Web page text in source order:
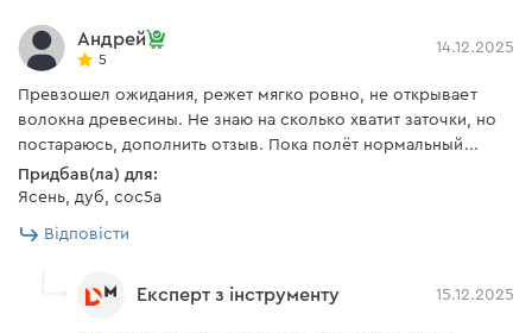
Андрей
5
14.12.2025
Превзошел ожидания, режет мягко ровно, не открывает
волокна древесины. Не знаю на сколько хватит заточки, но
постараюсь, дополнить отзыв. Пока полёт нормальный...
Придбав(ла) для:
Ясень, дуб, сос5а
Відповісти
Експерт з інструменту 15.12.2025